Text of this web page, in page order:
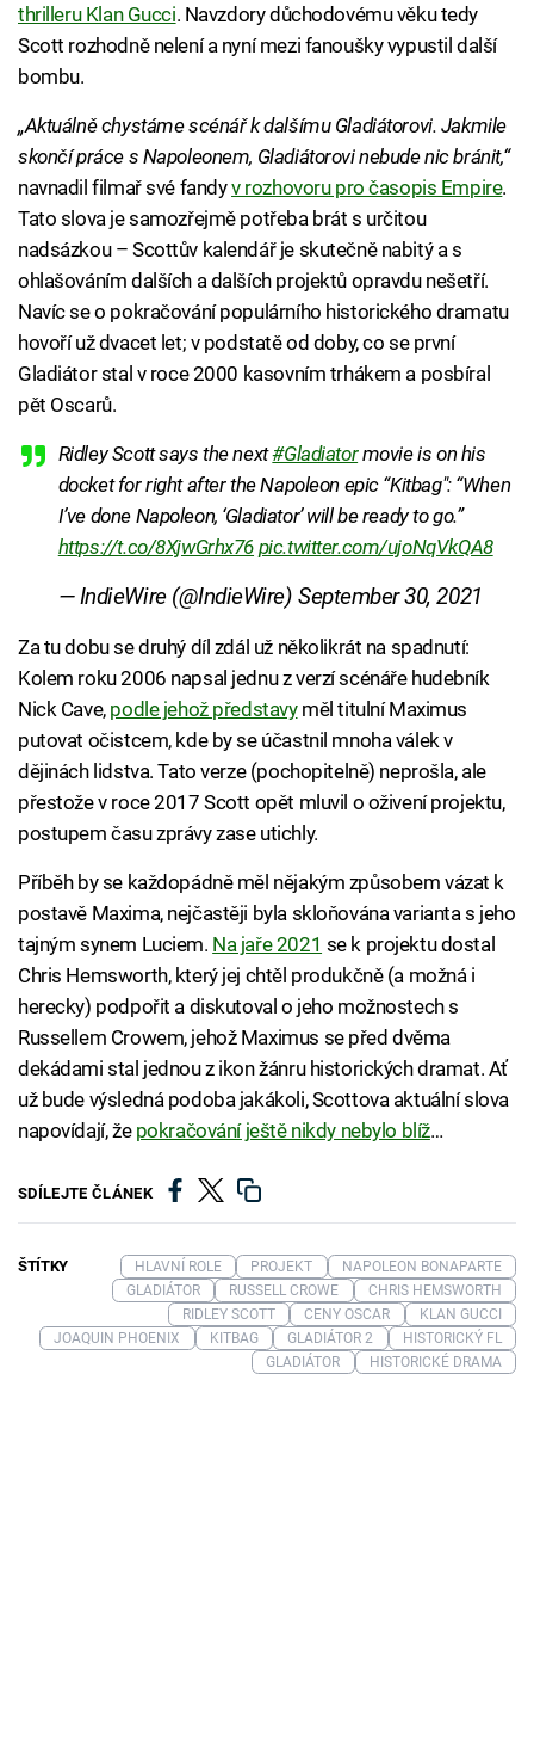
thrilleru Klan Gucci. Navzdory důchodovému věku tedy
Scott rozhodně nelení a nyní mezi fanoušky vypustil další
bombu.
„Aktuálně chystáme scénář k dalšímu Gladiátorovi. Jakmile
skončí práce s Napoleonem, Gladiátorovi nebude nic bránit,“
navnadil filmař své fandyv rozhovoru pro časopis Empire.
Tato slova je samozřejmě potřeba brát s určitou
nadsázkou – Scottův kalendář je skutečně nabitý a s
ohlašováním dalších a dalších projektů opravdu nešetří.
Navíc se o pokračování populárního historického dramatu
hovoří už dvacet let; v podstatě od doby, co se první
Gladiátor stal v roce 2000 kasovním trhákem a posbíral
pět Oscarů.
Ridley Scott says the next#Gladiatormovie is on his
docket for right after the Napoleon epic “Kitbag": “When
I’ve done Napoleon, ‘Gladiator’ will be ready to go.”
https://t.co/8XjwGrhx76 pic.twitter.com/ujoNqVkQA8
— IndieWire (@IndieWire)September 30, 2021
Za tu dobu se druhý díl zdál už několikrát na spadnutí:
Kolem roku 2006 napsal jednu z verzí scénáře hudebník
Nick Cave, podle jehož představyměl titulní Maximus
putovat očistcem, kde by se účastnil mnoha válek v
dějinách lidstva. Tato verze (pochopitelně) neprošla, ale
přestože v roce 2017 Scott opět mluvil o oživení projektu,
postupem času zprávy zase utichly.
Příběh by se každopádně měl nějakým způsobem vázat k
postavě Maxima, nejčastěji byla skloňována varianta s jeho
tajným synem Luciem. Na jaře 2021 se k projektu dostal
Chris Hemsworth, který jej chtěl produkčně (a možná i
herecky) podpořit a diskutoval o jeho možnostech s
Russellem Crowem, jehož Maximus se před dvěma
dekádami stal jednou z ikon žánru historických dramat. Ať
už bude výsledná podoba jakákoli, Scottova aktuální slova
napovídají, že pokračování ještě nikdy nebylo blíž…
SDÍLEJTE ČLÁNEK
ŠTÍTKY HLAVNÍ ROLE PROJEKT
NAPOLEON BONAPARTE
GLADIÁTOR
RUSSELL CROWE
CHRIS HEMSWORTH
RIDLEY SCOTT
CENY OSCAR
KLAN GUCCI
JOAQUIN PHOENIX
KITBAG GLADIÁTOR 2
HISTORICKÝ FL
GLADIÁTOR
HISTORICKÉ DRAMA